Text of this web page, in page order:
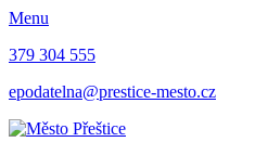
Menu
379 304 555
epodatelna@prestice-mesto.cz